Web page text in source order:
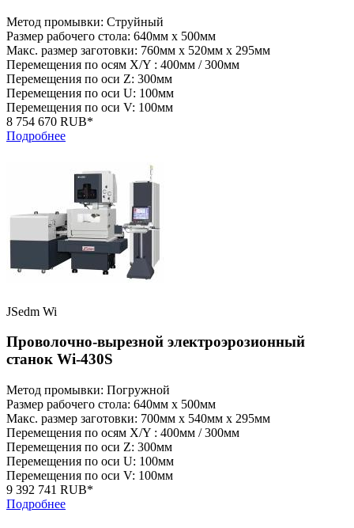
Метод промывки: Струйный
Размер рабочего стола: 640мм x 500мм
Макс. размер заготовки: 760мм x 520мм x 295мм
Перемещения по осям X/Y : 400мм / 300мм
Перемещения по оси Z: 300мм
Перемещения по оси U: 100мм
Перемещения по оси V: 100мм
8 754 670 RUB*
Подробнее
JSedm Wi
Проволочно-вырезной электроэрозионный
станок Wi-430S
Метод промывки: Погружной
Размер рабочего стола: 640мм x 500мм
Макс. размер заготовки: 700мм x 540мм x 295мм
Перемещения по осям X/Y : 400мм / 300мм
Перемещения по оси Z: 300мм
Перемещения по оси U: 100мм
Перемещения по оси V: 100мм
9 392 741 RUB*
Подробнее